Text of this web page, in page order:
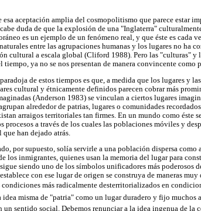
esa aceptación amplia del cosmopolitismo que parece estar
duda de que la explosión de una "Inglaterra"
es un ejemplo de un fenómeno real, y que éste es cada
entre las agrupaciones humanas y los lugares no ha
cultural a escala global (Cliford 1988). Pero las "culturas"
tiempo, ya no se nos presentan de manera convincente
de estos tiempos es que, a medida que los lugares y
cultural y étnicamente definidos parecen cobrar más
(Anderson 1983) se vinculan a ciertos lugares
alrededor de patrias, lugares o comunidades
arraigos territoriales tan firmes. En un mundo como éste
procesos a través de los cuales las poblaciones móviles y
han dejado atrás.
por supuesto, solía servirle a una población dispersa
los inmigrantes, quienes usan la memoria del lugar para
siendo uno de los símbolos unificadores más poderosos
con ese lugar de origen se construya de maneras
más radicalmente desterritorializados en
idea misma de "patria" como un lugar duradero y fijo muchos
un sentido social. Debemos renunciar a la idea ingenua de